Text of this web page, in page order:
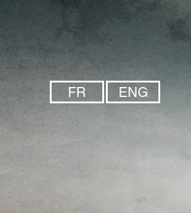
FR ENG